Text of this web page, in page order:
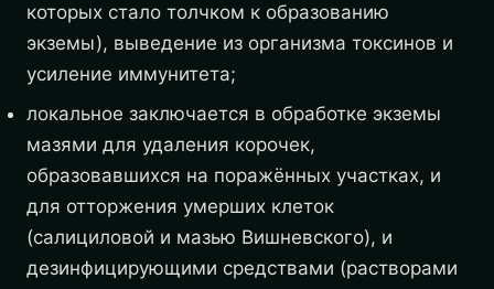
которых стало толчком к образованию
экземы), выведение из организма токсинов и
усиление иммунитета;
локальное заключается в обработке экземы
мазями для удаления корочек,
образовавшихся на поражённых участках, и
для отторжения умерших клеток
(салициловой и мазью Вишневского), и
дезинфицирующими средствами (растворами